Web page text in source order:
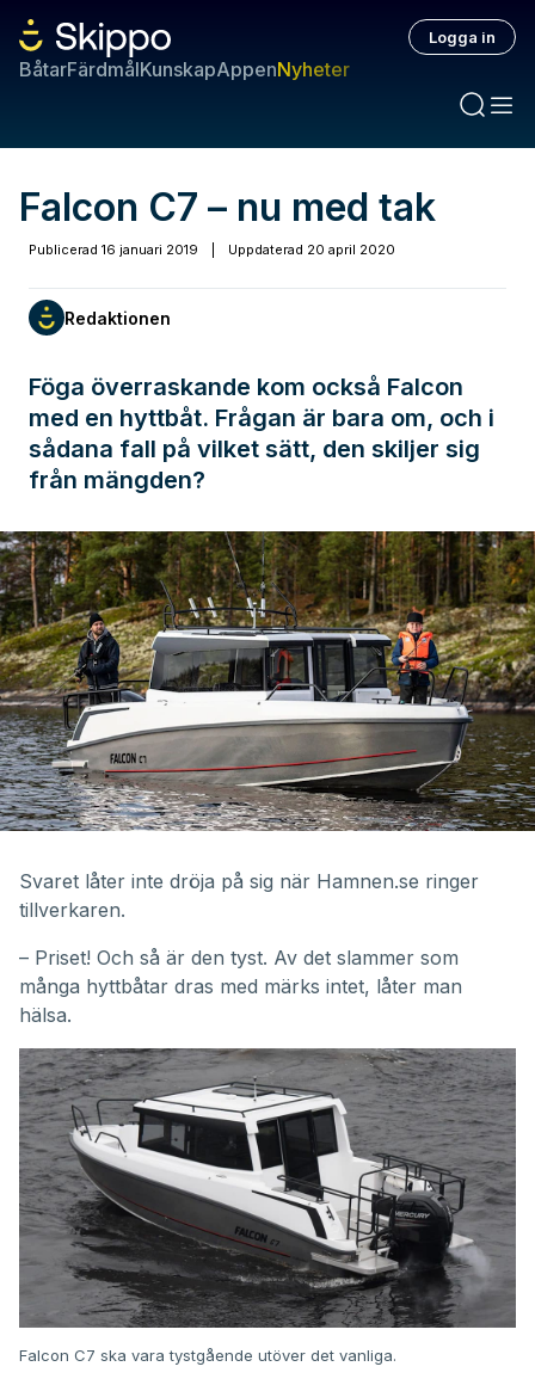
BåtarFärdmålKunskapAppenNyheter
Logga in
Falcon C7 – nu med tak
Publicerad 16 januari 2019 Uppdaterad 20 april 2020
Redaktionen
Föga överraskande kom också Falcon
med en hyttbåt. Frågan är bara om, och i
sådana fall på vilket sätt, den skiljer sig
från mängden?
Svaret låter inte dröja på sig när Hamnen.se ringer
tillverkaren.
– Priset! Och så är den tyst. Av det slammer som
många hyttbåtar dras med märks intet, låter man
hälsa.
Falcon C7 ska vara tystgående utöver det vanliga.